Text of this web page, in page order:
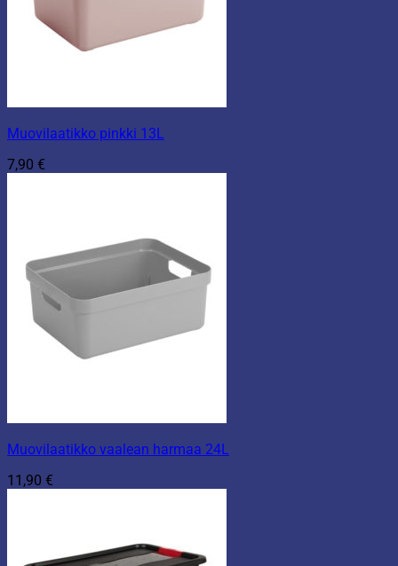
Muovilaatikko pinkki 13L
7,90 €
Muovilaatikko vaalean harmaa 24L
11,90 €